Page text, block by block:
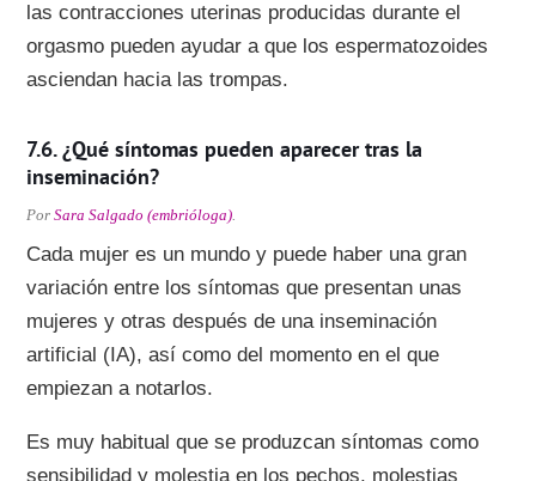
las contracciones uterinas producidas durante el
orgasmo pueden ayudar a que los espermatozoides
asciendan hacia las trompas.
¿Qué síntomas pueden aparecer tras la
inseminación?
PorSara Salgado (embrióloga).
Cada mujer es un mundo y puede haber una gran
variación entre los síntomas que presentan unas
mujeres y otras después de una inseminación
artificial (IA), así como del momento en el que
empiezan a notarlos.
Es muy habitual que se produzcan síntomas como
sensibilidad y molestia en los pechos, molestias